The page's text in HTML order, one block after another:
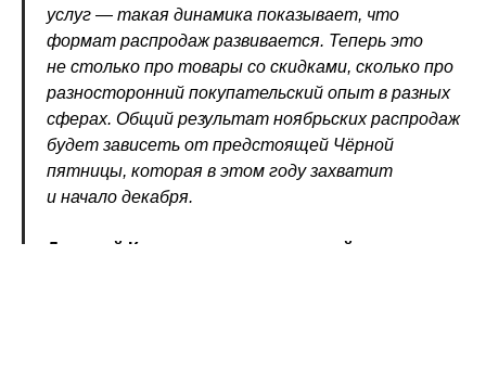
услуг — такая динамика показывает, что
формат распродаж развивается. Теперь это
не столько про товары со скидками, сколько про
разносторонний покупательский опыт в разных
сферах. Общий результат ноябрьских распродаж
будет зависеть от предстоящей Чёрной
пятницы, которая в этом году захватит
и начало декабря.
Дмитрий Кармишин, коммерческий директор